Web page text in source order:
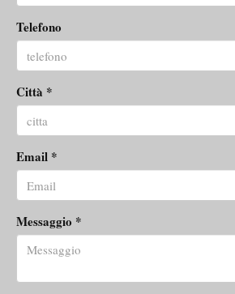
Telefono
Città *
Email *
Messaggio *